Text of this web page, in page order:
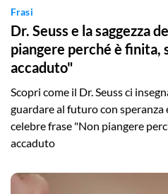
Frasi
Dr. Seuss e la saggezza
piangere perché è finita,
accaduto"
Scopri come il Dr. Seuss ci
guardare al futuro con
celebre frase "Non piangere
accaduto